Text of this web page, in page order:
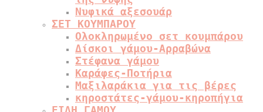
Νυφικά αξεσουάρ
ΣΕΤ ΚΟΥΜΠΑΡΟΥ
Ολοκληρωμένο σετ κουμπάρου
Δίσκοι γάμου-Αρραβώνα
Στέφανα γάμου
Καράφες-Ποτήρια
Μαξιλαράκια για τις βέρες
κηροστάτες-γάμου-κηροπήγια